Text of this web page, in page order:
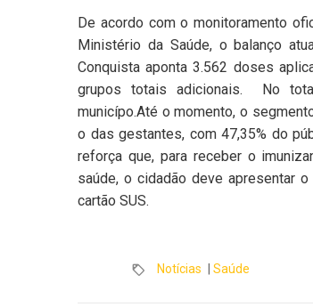
De acordo com o monitoramento
Ministério da Saúde, o balanço
Conquista aponta 3.562 doses
grupos totais adicionais. No
municípo.Até o momento, o
o das gestantes, com 47,35% do
reforça que, para receber o
saúde, o cidadão deve apresentar
cartão SUS.
Notícias Saúde